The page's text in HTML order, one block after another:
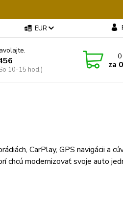
EUR
10-15 hod.) za
CarPlay, GPS navigácii a
chcú modernizovať svoje auto